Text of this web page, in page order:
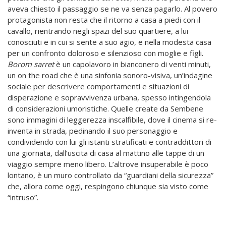
aveva chiesto il passaggio se ne va senza pagarlo. Al povero
protagonista non resta che il ritorno a casa a piedi con il
cavallo, rientrando negli spazi del suo quartiere, a lui
conosciuti e in cui si sente a suo agio, e nella modesta casa
per un confronto doloroso e silenzioso con moglie e figli.
Borom sarretè un capolavoro in bianconero di venti minuti,
un on the road che è una sinfonia sonoro-visiva, un’indagine
sociale per descrivere comportamenti e situazioni di
disperazione e sopravvivenza urbana, spesso intingendola
di considerazioni umoristiche. Quelle create da Sembene
sono immagini di leggerezza inscalfibile, dove il cinema si re-
inventa in strada, pedinando il suo personaggio e
condividendo con lui gli istanti stratificati e contraddittori di
una giornata, dall’uscita di casa al mattino alle tappe di un
viaggio sempre meno libero. L’altrove insuperabile è poco
lontano, è un muro controllato da “guardiani della sicurezza”
che, allora come oggi, respingono chiunque sia visto come
“intruso”.